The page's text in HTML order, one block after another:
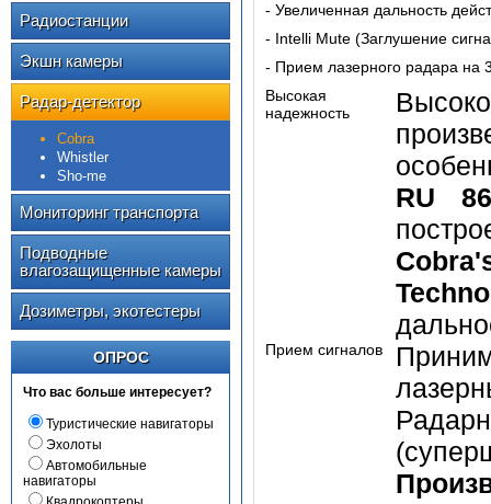
Радиостанции
Экшн камеры
Радар-детектор
Cobra
Whistler
Sho-me
Мониторинг транспорта
Подводные
влагозащищенные камеры
Дозиметры, экотестеры
ОПРОС
Что вас больше интересует?
Туристические навигаторы
Эхолоты
Автомобильные
навигаторы
- Увеличенная дальность
- Intelli Mute (Заглушение
- Прием лазерного радара
Высокая
надежность
RU
Прием сигналов